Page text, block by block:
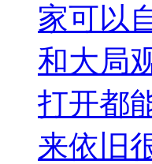
家可以
和大局
打开都
来依旧